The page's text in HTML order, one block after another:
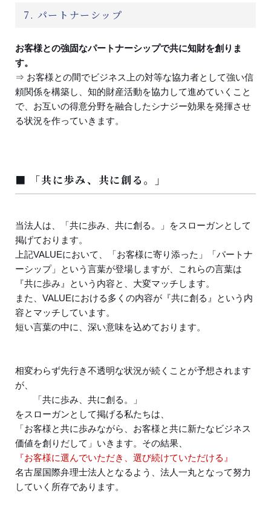
7. パートナーシップ
お客様との強固なパートナーシップで共に知財を創りま
す。
⇒ お客様との間でビジネス上の対等な協力者として強い信
頼関係を構築し、知的財産活動を協力して進めていくこと
で、お互いの得意分野を融合したシナジー効果を発揮させ
る状況を作っていきます。
■ 「共に歩み、共に創る。」
当法人は、「共に歩み、共に創る。」をスローガンとして
掲げております。
上記VALUEにおいて、「お客様に寄り添った」「パートナ
ーシップ」という言葉が登場しますが、これらの言葉は
『共に歩み』という内容と、大変マッチします。
また、VALUEにおける多くの内容が『共に創る』という内
容とマッチしています。
短い言葉の中に、深い意味を込めております。
相変わらず先行き不透明な状況が続くことが予想されます
が、
「共に歩み、共に創る。」
をスローガンとして掲げる私たちは、
「お客様と共に歩みながら、お客様と共に新たなビジネス
価値を創りだして」いきます。その結果、
『お客様に選んでいただき、選び続けていただける』
名古屋国際弁理士法人となるよう、法人一丸となって努力
していく所存であります。